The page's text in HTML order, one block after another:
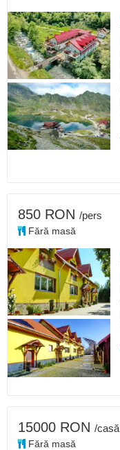
850 RON /pers
Fără masă
15000 RON /casă
Fără masă